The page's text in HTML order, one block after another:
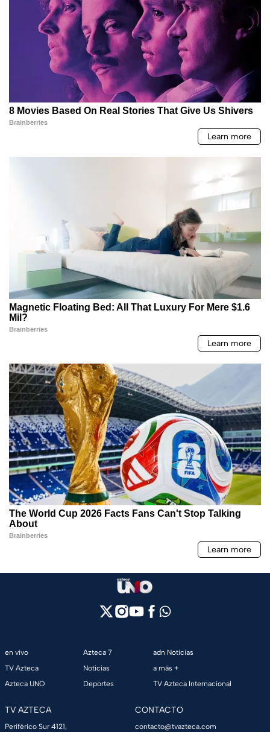
en vivo
TV Azteca
Azteca UNO
Azteca 7
Noticias
Deportes
adn Noticias
a más +
TV Azteca Internacional
TV AZTECA
Periférico Sur 4121,
CONTACTO
contacto@tvazteca.com